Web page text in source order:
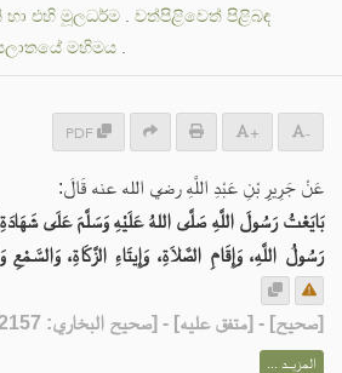
එහි මූලධර්ම . වත්පිළිවෙත් පිළිබඳ
මහිමය .
PDF + -
عَنْ جَرِيرِِ بْنِ عَبْدِ اللَّهِ رضي الله عنه قَالَ:
بَايَعْتُ رَسُولَ اللَّهِ صَلَّى اللهُ عَلَيْهِ وَسَلَّمَ عَلَى شَهَادَةِ
رَسُولُ اللَّهِ، وَإِقَامِ الصَّلاَةِ، وَإِيتَاءِ الزَّكَاةِ،
[صحيح] - [متفق عليه] - [صحيح البخاري: 2157]
المزيــد ...